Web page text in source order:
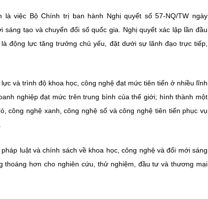
việc Bộ Chính trị ban hành Nghị quyết số 57-NQ/TW ngày
tạo và chuyển đổi số quốc gia. Nghị quyết xác lập lần đầu
động lực tăng trưởng chủ yếu, đặt dưới sự lãnh đạo trực tiếp,
và trình độ khoa học, công nghệ đạt mức tiên tiến ở nhiều lĩnh
nghiệp đạt mức trên trung bình của thế giới; hình thành một
công nghệ xanh, công nghệ số và công nghệ tiên tiến phục vụ
luật và chính sách về khoa học, công nghệ và đổi mới sáng
hơn cho nghiên cứu, thử nghiệm, đầu tư và thương mại